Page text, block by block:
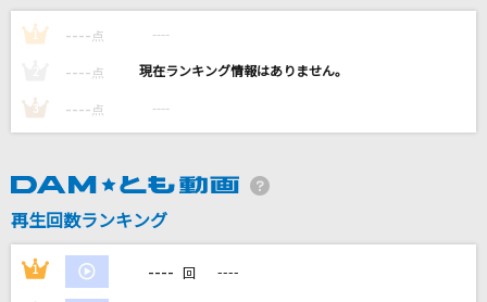
ギラギラ
HOWEVER
バルーン
1 ---- 点 ----
---- 点 ----
3 ---- 点 ----
再生回数ランキング
1 ---- 回 ----